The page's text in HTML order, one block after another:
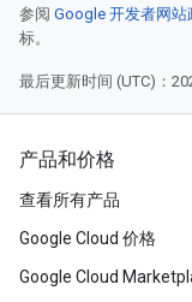
参阅 Google 开发者网站
标。
最后更新时间 (UTC)：
产品和价格
查看所有产品
Google Cloud 价格
Google Cloud